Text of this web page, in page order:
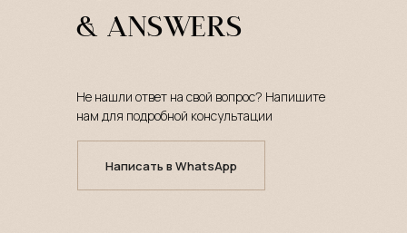
& ANSWERS
Не нашли ответ на свой вопрос? Напишите
нам для подробной консультации
Написать в WhatsApp